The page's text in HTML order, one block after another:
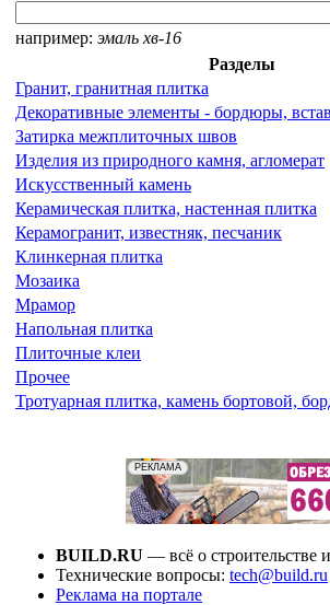
например: эмаль хв-16
Разделы
Гранит, гранитная плитка
Декоративные элементы - бордюры,
Затирка межплиточных швов
Изделия из природного камня, агломерат
Искусственный камень
Керамическая плитка, настенная плитка
Керамогранит, известняк, песчаник
Клинкерная плитка
Мозаика
Мрамор
Напольная плитка
Плиточные клеи
Прочее
Тротуарная плитка, камень бортовой,
BUILD.RU — всё о строительстве
Технические вопросы: tech@build.ru
Реклама на портале